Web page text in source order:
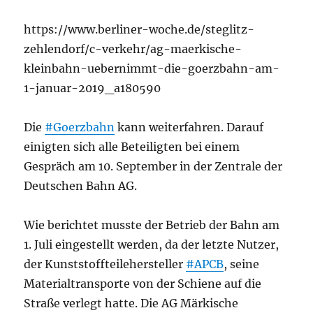
https://www.berliner-woche.de/steglitz-
zehlendorf/c-verkehr/ag-maerkische-
kleinbahn-uebernimmt-die-goerzbahn-am-
1-januar-2019_a180590
Die #Goerzbahn kann weiterfahren. Darauf
einigten sich alle Beteiligten bei einem
Gespräch am 10. September in der Zentrale der
Deutschen Bahn AG.
Wie berichtet musste der Betrieb der Bahn am
1. Juli eingestellt werden, da der letzte Nutzer,
der Kunststoffteilehersteller #APCB, seine
Materialtransporte von der Schiene auf die
Straße verlegt hatte. Die AG Märkische